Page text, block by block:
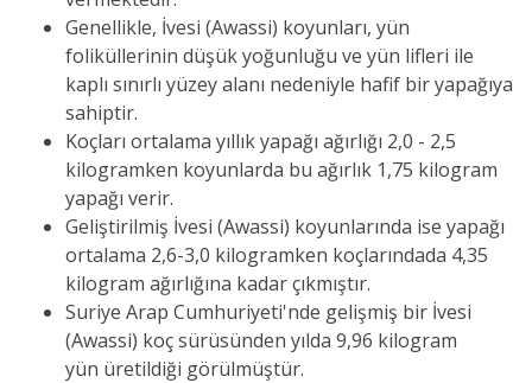
Genellikle, İvesi (Awassi) koyunları, yün
foliküllerinin düşük yoğunluğu ve yün lifleri ile
kaplı sınırlı yüzey alanı nedeniyle hafif bir yapağıya
sahiptir.
Koçları ortalama yıllık yapağı ağırlığı 2,0 - 2,5
kilogramken koyunlarda bu ağırlık 1,75 kilogram
yapağı verir.
Geliştirilmiş İvesi (Awassi) koyunlarında ise yapağı
ortalama 2,6-3,0 kilogramken koçlarındada 4,35
kilogram ağırlığına kadar çıkmıştır.
Suriye Arap Cumhuriyeti'nde gelişmiş bir İvesi
(Awassi) koç sürüsünden yılda 9,96 kilogram
yün üretildiği görülmüştür.